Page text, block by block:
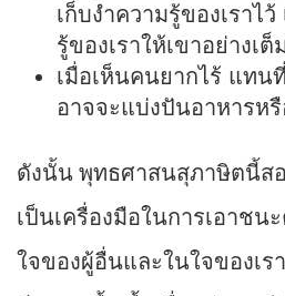
เก็บงำความรู้ของเราไ
รู้ของเราให้เขาอย่างเต็
เมื่อเห็นคนยากไร้ แทน
อาจจะแบ่งปันอาหารหรื
ดังนั้น พุทธศาสนสุภาษิตนี้ส
เป็นเครื่องมือในการเอาช
ใจของผู้อื่นและในใจของเร